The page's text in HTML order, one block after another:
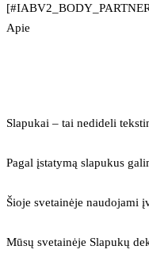
Apie
Slapukai – tai nedideli
Pagal įstatymą slapukus
Šioje svetainėje naudojami
Mūsų svetainėje Slapukų